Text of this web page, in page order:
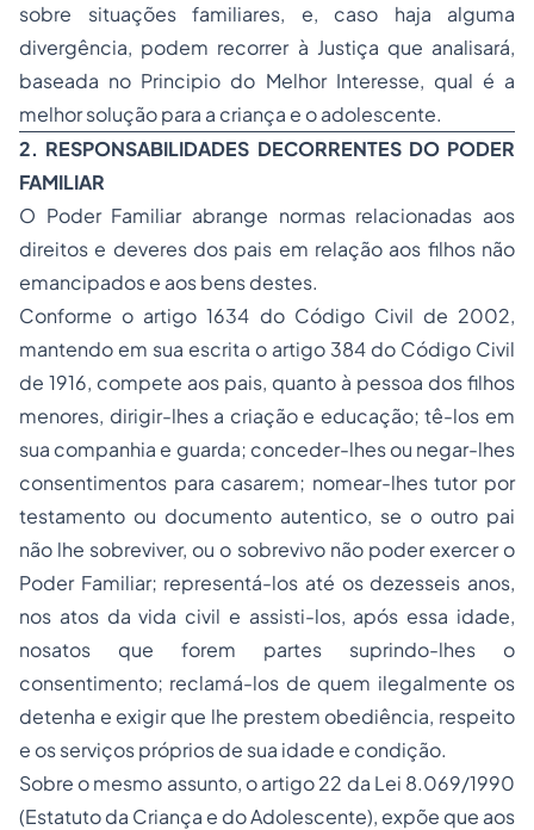
sobre situações familiares, e, caso haja alguma
divergência, podem recorrer à Justiça que analisará,
baseada no Principio do Melhor Interesse, qual é a
melhor solução para a criança e o adolescente.
2. RESPONSABILIDADES DECORRENTES DO PODER
FAMILIAR
O Poder Familiar abrange normas relacionadas aos
direitos e deveres dos pais em relação aos filhos não
emancipados e aos bens destes.
Conforme o artigo 1634 do Código Civil de 2002,
mantendo em sua escrita o artigo 384 do Código Civil
de 1916, compete aos pais, quanto à pessoa dos filhos
menores, dirigir-lhes a criação e educação; tê-los em
sua companhia e guarda; conceder-lhes ou negar-lhes
consentimentos para casarem; nomear-lhes tutor por
testamento ou documento autentico, se o outro pai
não lhe sobreviver, ou o sobrevivo não poder exercer o
Poder Familiar; representá-los até os dezesseis anos,
nos atos da vida civil e assisti-los, após essa idade,
nosatos que forem partes suprindo-lhes o
consentimento; reclamá-los de quem ilegalmente os
detenha e exigir que lhe prestem obediência, respeito
e os serviços próprios de sua idade e condição.
Sobre o mesmo assunto, o artigo 22 da Lei 8.069/1990
(Estatuto da Criança e do Adolescente), expõe que aos